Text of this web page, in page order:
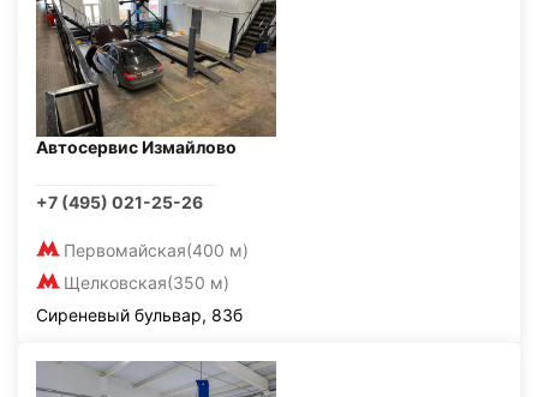
Автосервис Измайлово
+7 (495) 021-25-26
Первомайская(400 м)
Щелковская(350 м)
Сиреневый бульвар, 83б